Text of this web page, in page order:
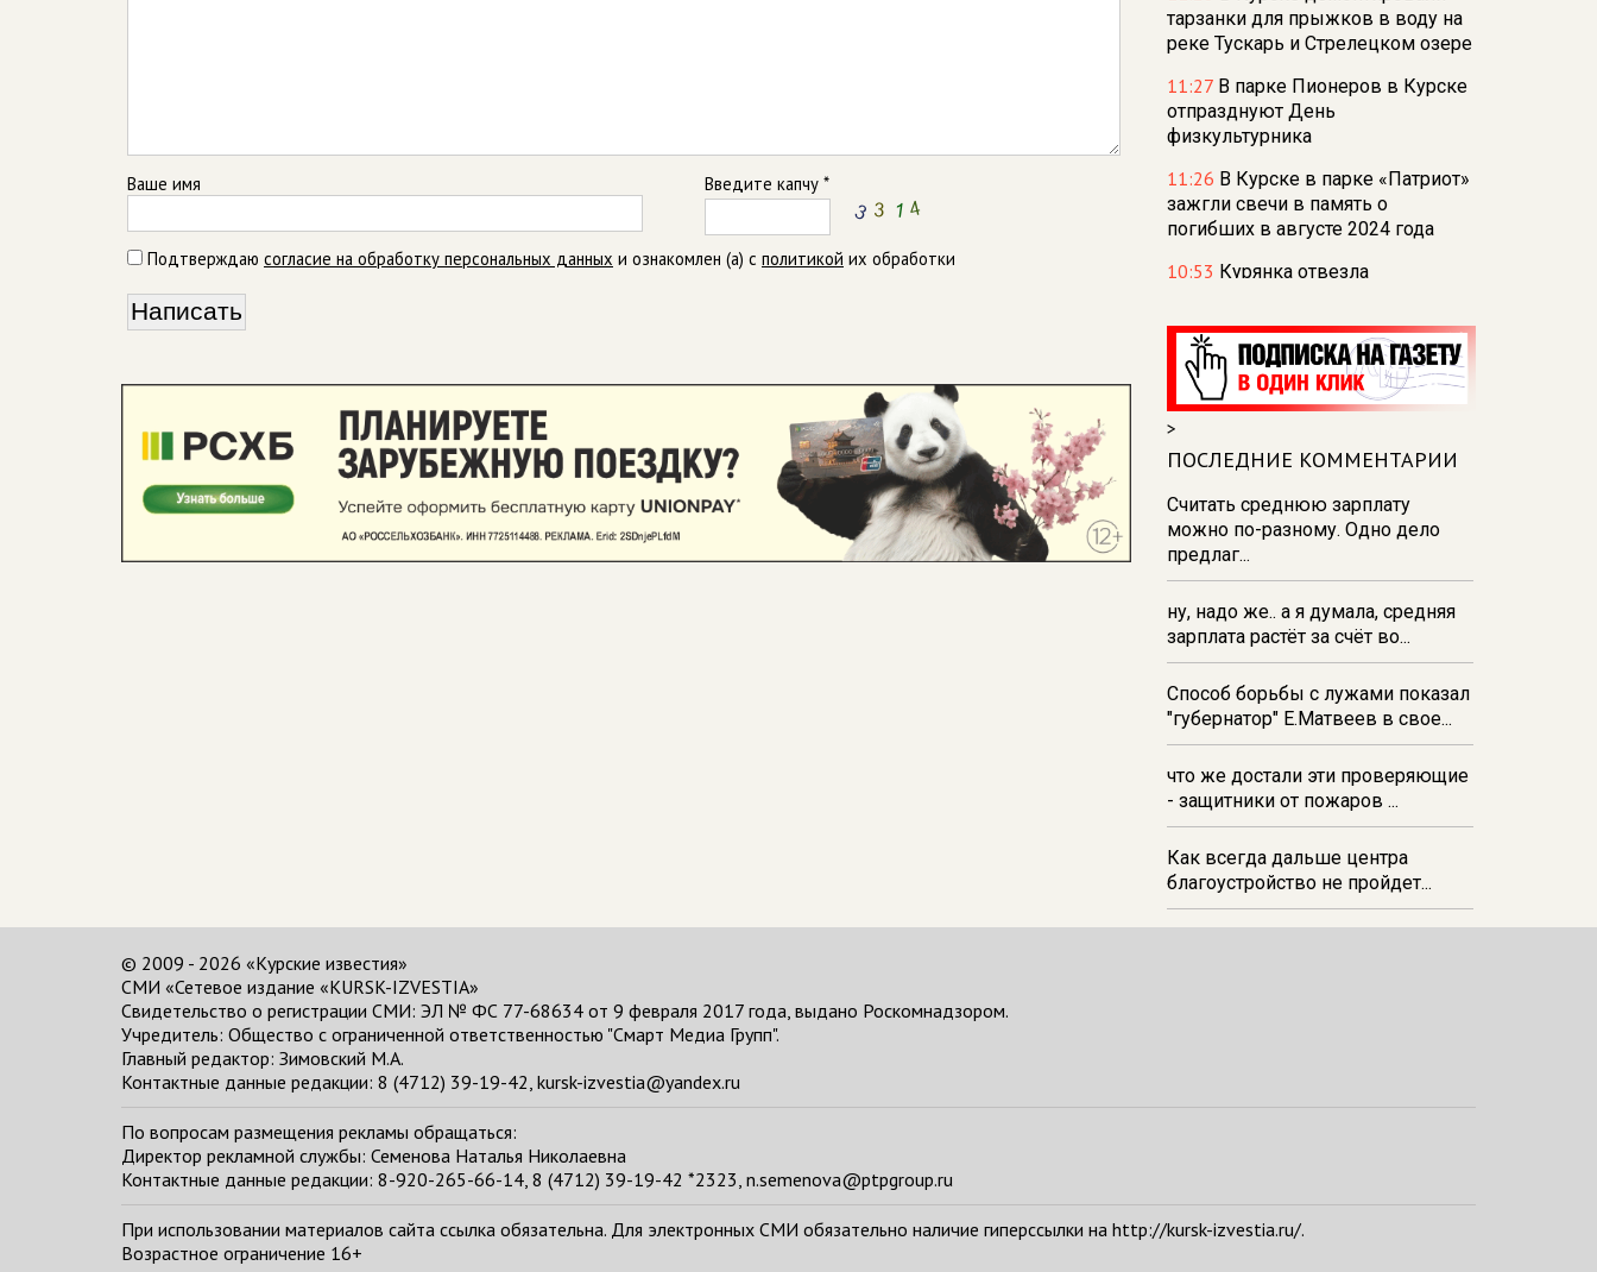
Ваше имя Введите капчу *
Подтверждаю согласие на обработку персональных данных и ознакомлен (а) с политикой их обработки
тарзанки для прыжков в воду на
реке Тускарь и Стрелецком озере
11:27 В парке Пионеров в Курске
отпразднуют День
физкультурника
11:26 В Курске в парке «Патриот»
зажгли свечи в память о
погибших в августе 2024 года
10:53 Курянка отвезла
денег на сумму свыше 10
миллионов рублей
10:42
В Курской области
Россельхознадзор выявил 55
новых очагов опасных сорняков
и вредителей
10:37К школе на проспекте
Плевицкой в курске строят
двухполосную дорогу с уличным
освещением
10:17Обвиняемый в
мошенничестве железногорский
отправлен под домашний арест
06 августа 21:34В Курске на
стадионе прошла беговая
тренировка‑вечеринка в формате
DJ Run
>
ПОСЛЕДНИЕ КОММЕНТАРИИ
Считать среднюю зарплату
можно по-разному. Одно дело
предлаг...
ну, надо же.. а я думала, средняя
зарплата растёт за счёт во...
Способ борьбы с лужами показал
"губернатор" Е.Матвеев в свое...
что же достали эти проверяющие
- защитники от пожаров ...
Как всегда дальше центра
благоустройство не пройдет...
© 2009 - 2026 «Курские известия»
СМИ «Сетевое издание «KURSK-IZVESTIA»
Свидетельство о регистрации СМИ: ЭЛ № ФС 77-68634 от 9 февраля 2017 года, выдано Роскомнадзором.
Учредитель: Общество с ограниченной ответственностью "Смарт Медиа Групп".
Главный редактор: Зимовский М.А.
Контактные данные редакции: 8 (4712) 39-19-42, kursk-izvestia@yandex.ru
По вопросам размещения рекламы обращаться:
Директор рекламной службы: Семенова Наталья Николаевна
Контактные данные редакции: 8-920-265-66-14, 8 (4712) 39-19-42 *2323, n.semenova@ptpgroup.ru
При использовании материалов сайта ссылка обязательна. Для электронных СМИ обязательно наличие гиперссылки на http://kursk-izvestia.ru/.
Возрастное ограничение 16+